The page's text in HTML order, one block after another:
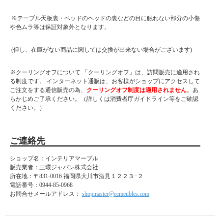
※テーブル天板裏・ベッドのヘッドの裏などの目に触れない部分の小傷
や色ムラ等は保証対象外となります。
(但し、在庫がない商品に関しては交換が出来ない場合がございます)
※クーリングオフについて 「クーリングオフ」は、訪問販売に適用され
る制度です。 インターネット通販は、お客様がショップにアクセスして
ご注文をする通信販売の為、 クーリングオフ制度は適用されません。あ
らかじめご了承ください。（詳しくは消費者庁ガイドライン等をご確認
ください。）
ご連絡先
ショップ名：インテリアマーブル
販売業者：三環ジャパン株式会社
所在地： 〒831-0016 福岡県大川市酒見１２２３−２
電話番号： 0944-85-0968
お問合せメールアドレス： shopmaster@ecmeubles.com